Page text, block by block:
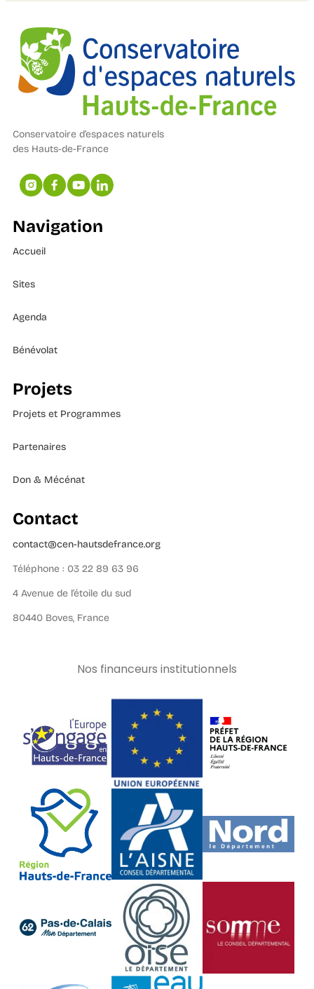
Conservatoire d’espaces naturels
des Hauts-de-France
Navigation
Accueil
Sites
Agenda
Bénévolat
Projets
Projets et Programmes
Partenaires
Don & Mécénat
Contact
contact@cen-hautsdefrance.org
Téléphone : 03 22 89 63 96
4 Avenue de l’étoile du sud
80440 Boves, France
Nos financeurs institutionnels